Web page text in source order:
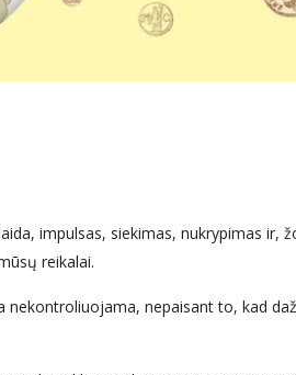
impulsas, siekimas, nukrypimas ir,
reikalai.
nekontroliuojama, nepaisant to, kad